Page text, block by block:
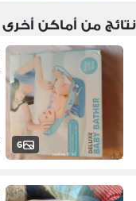
نتائج من أماكن أخرى
6